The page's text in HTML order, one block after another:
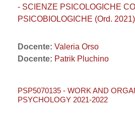
- SCIENZE PSICOLOGICHE
PSICOBIOLOGICHE (Ord. 2021)
Docente: Valeria Orso
Docente: Patrik Pluchino
PSP5070135 - WORK AND
PSYCHOLOGY 2021-2022